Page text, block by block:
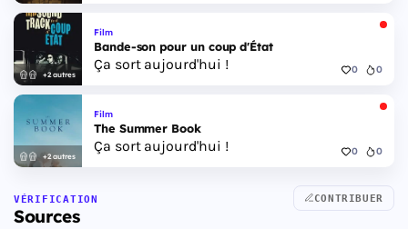
+2 autres
Film
Bande-son pour un coup d'État
Ça sort aujourd'hui ! 0 0
+2 autres
Film
The Summer Book
Ça sort aujourd'hui ! 0 0
VÉRIFICATION
Sources
CONTRIBUER